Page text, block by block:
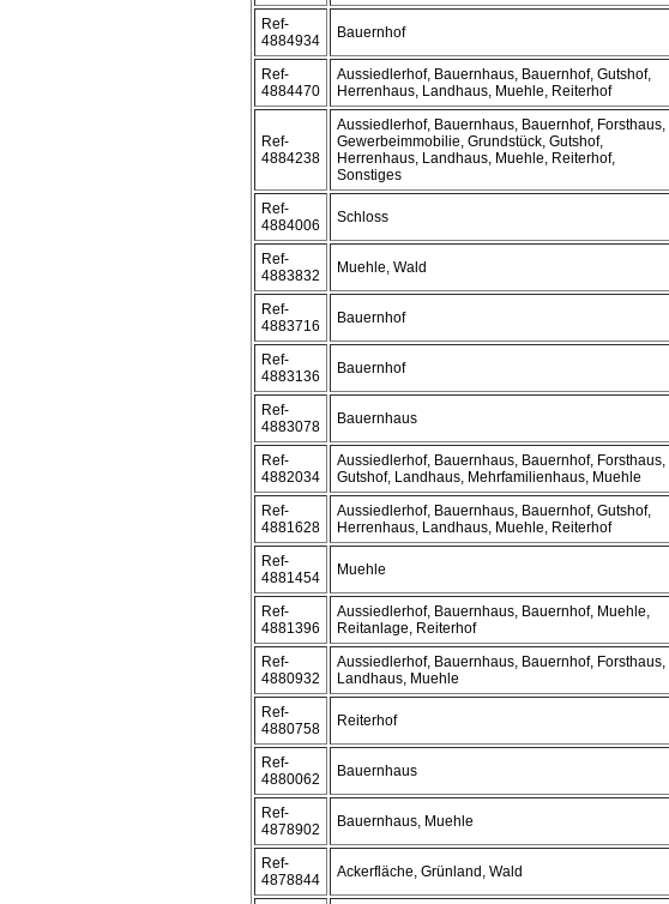
Ref-
4884934
Bauernhof
Ref-
4884470
Aussiedlerhof, Bauernhaus, Bauernhof, Gutshof,
Herrenhaus, Landhaus, Muehle, Reiterhof
Ref-
4884238
Aussiedlerhof, Bauernhaus, Bauernhof, Forsthaus,
Gewerbeimmobilie, Grundstück, Gutshof,
Herrenhaus, Landhaus, Muehle, Reiterhof,
Sonstiges
Ref-
4884006
Schloss
Ref-
4883832
Muehle, Wald
Ref-
4883716
Bauernhof
Ref-
4883136
Bauernhof
Ref-
4883078
Bauernhaus
Ref-
4882034
Aussiedlerhof, Bauernhaus, Bauernhof, Forsthaus,
Gutshof, Landhaus, Mehrfamilienhaus, Muehle
Ref-
4881628
Aussiedlerhof, Bauernhaus, Bauernhof, Gutshof,
Herrenhaus, Landhaus, Muehle, Reiterhof
Ref-
4881454
Muehle
Ref-
4881396
Aussiedlerhof, Bauernhaus, Bauernhof, Muehle,
Reitanlage, Reiterhof
Ref-
4880932
Aussiedlerhof, Bauernhaus, Bauernhof, Forsthaus,
Landhaus, Muehle
Ref-
4880758
Reiterhof
Ref-
4880062
Bauernhaus
Ref-
4878902
Bauernhaus, Muehle
Ref-
4878844
Ackerfläche, Grünland, Wald